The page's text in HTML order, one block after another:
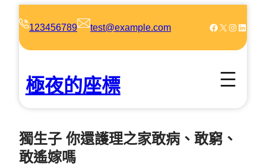
123456789 test@example.com Facebook X Instagram LinkedIn
極夜的座標
獨生子 你還護理之家敢病、敢窮、
敢遙嫁嗎